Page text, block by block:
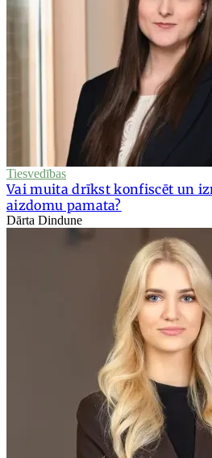
Tiesvedības
Vai muita drīkst konfiscēt un
aizdomu pamata?
Dārta Dindune